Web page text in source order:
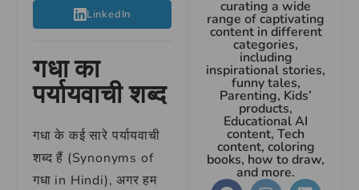
LinkedIn
गधा का
पर्यायवाची शब्द
गधा के कई सारे पर्यायवाची
शब्द हैं (Synonyms of
गधा in Hindi), अगर हम
curating a wide
range of captivating
content in different
categories,
including
inspirational stories,
funny tales,
Parenting, Kids’
products,
Educational AI
content, Tech
content, coloring
books, how to draw,
and more.